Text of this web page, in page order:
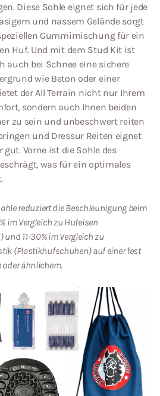
Diese Sohle eignet sich für jede
und nassem Gelände sorgt
Gummimischung für ein
Huf. Und mit dem Stud Kit ist
auch bei Schnee eine sichere
wie Beton oder einer
der All Terrain nicht nur Ihrem
sondern auch Ihnen beiden
zu sein und unbeschwert reiten
und Dressur Reiten eignet
Vorne ist die Sohle des
was für ein optimales
reduziert die Beschleunigung beim
im Vergleich zu Hufeisen
11-30% im Vergleich zu
(Plastikhufschuhen) auf einer fest
ähnlichem.